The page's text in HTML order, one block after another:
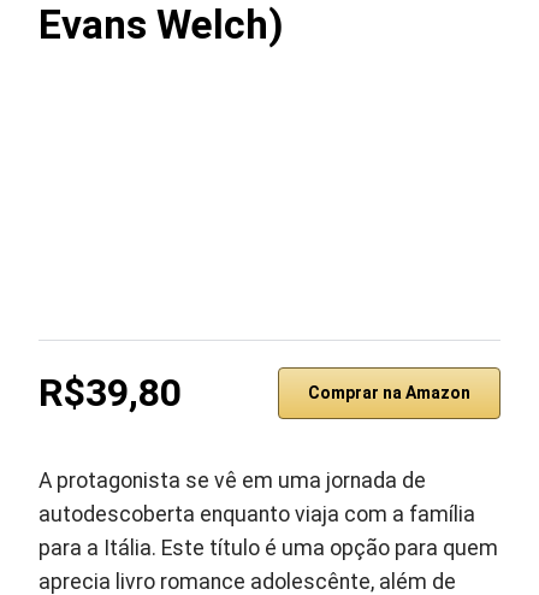
Evans Welch)
R$39,80 Comprar na Amazon
A protagonista se vê em uma jornada de
autodescoberta enquanto viaja com a família
para a Itália. Este título é uma opção para quem
aprecia livro romance adolescênte, além de